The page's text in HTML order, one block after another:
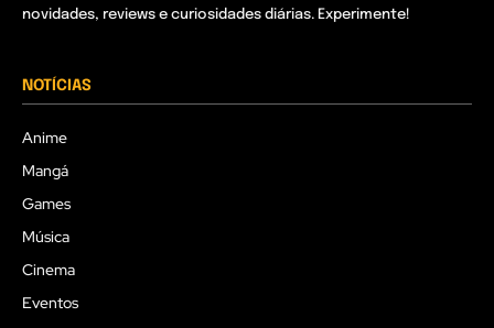
novidades, reviews e curiosidades diárias. Experimente!
NOTÍCIAS
Anime
Mangá
Games
Música
Cinema
Eventos